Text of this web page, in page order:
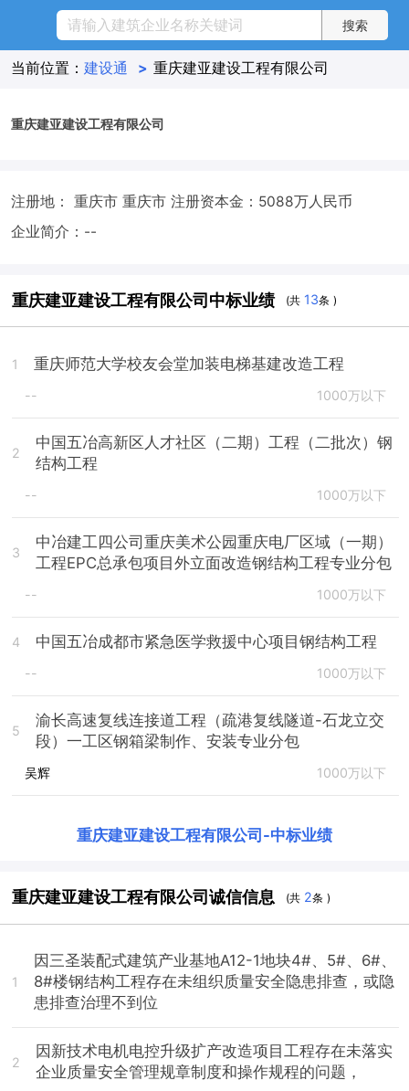
当前位置： 建设通 > 重庆建亚建设工程有限公司
重庆建亚建设工程有限公司
注册地： 重庆市 重庆市 注册资本金：5088万人民币
企业简介：--
重庆建亚建设工程有限公司中标业绩 (共 13条 )
1 重庆师范大学校友会堂加装电梯基建改造工程
-- 1000万以下
2
中国五冶高新区人才社区（二期）工程（二批次）钢
结构工程
-- 1000万以下
3
中冶建工四公司重庆美术公园重庆电厂区域（一期）
工程EPC总承包项目外立面改造钢结构工程专业分包
-- 1000万以下
4 中国五冶成都市紧急医学救援中心项目钢结构工程
-- 1000万以下
5
渝长高速复线连接道工程（疏港复线隧道-石龙立交
段）一工区钢箱梁制作、安装专业分包
吴辉 1000万以下
重庆建亚建设工程有限公司 -中标业绩
重庆建亚建设工程有限公司诚信信息 (共 2条 )
1
因三圣装配式建筑产业基地A12-1地块4#、5#、6#、
8#楼钢结构工程存在未组织质量安全隐患排查，或隐
患排查治理不到位
2
因新技术电机电控升级扩产改造项目工程存在未落实
企业质量安全管理规章制度和操作规程的问题，